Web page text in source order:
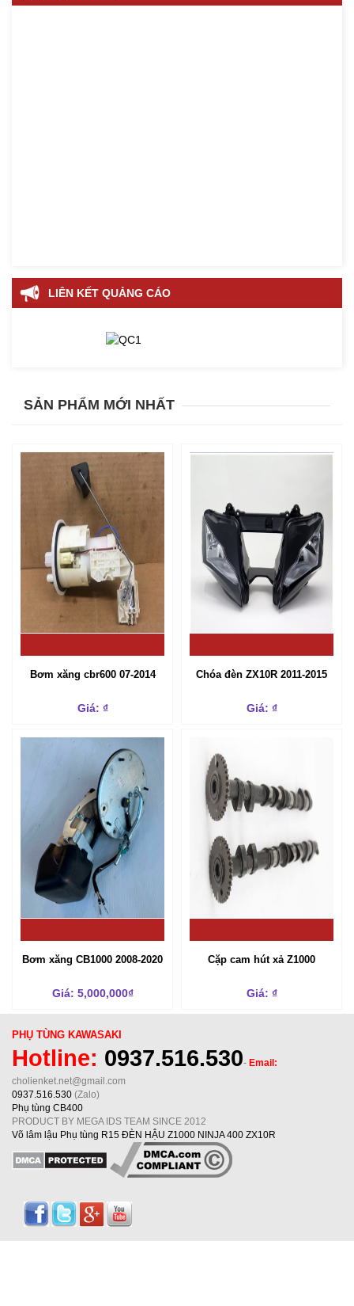
LIÊN KẾT QUẢNG CÁO
SẢN PHẨM MỚI NHẤT
Bơm xăng cbr600 07-2014
Giá: ₫
Chóa đèn ZX10R 2011-2015
Giá: ₫
Bơm xăng CB1000 2008-2020
Giá: 5,000,000₫
Cặp cam hút xả Z1000
Giá: ₫
PHỤ TÙNG KAWASAKI
Hotline: 0937.516.530- Email:
cholienket.net@gmail.com
0937.516.530 (Zalo)
Phụ tùng CB400
PRODUCT BY MEGA IDS TEAM SINCE 2012
Võ lâm lậu Phụ tùng R15 ĐÈN HẬU Z1000 NINJA 400 ZX10R